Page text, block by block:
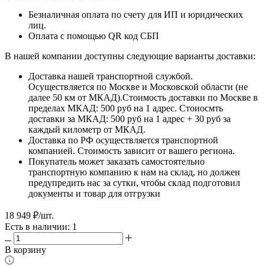
Безналичная оплата по счету для ИП и юридических
лиц.
Оплата с помощью QR код СБП
В нашей компании доступны следующие варианты доставки:
Доставка нашей транспортной службой.
Осуществляется по Москве и Московской области (не
далее 50 км от МКАД).Стоимость доставки по Москве в
пределах МКАД: 500 руб на 1 адрес. Стоиосмть
доставки за МКАД: 500 руб на 1 адрес + 30 руб за
каждый километр от МКАД.
Доставка по РФ осуществляется транспортной
компанией. Стоимость зависит от вашего региона.
Покупатель может заказать самостоятельно
транспортную компанию к нам на склад, но должен
предупредить нас за сутки, чтобы склад подготовил
документы и товар для отгрузки
18 949 ₽/шт.
Есть в наличии: 1
В корзину